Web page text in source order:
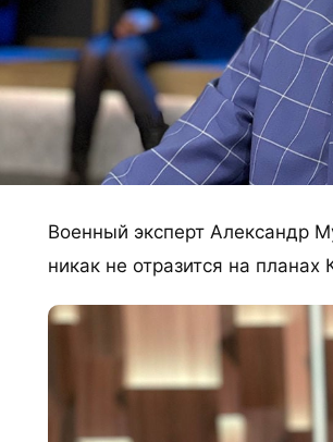
Военный эксперт Александр
никак не отразится на планах